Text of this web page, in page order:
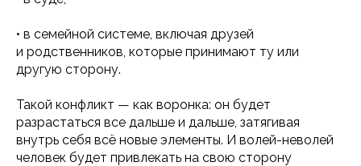
• в семейной системе, включая друзей
и родственников, которые принимают ту или
другую сторону.
Такой конфликт — как воронка: он будет
разрастаться все дальше и дальше, затягивая
внутрь себя всё новые элементы. И волей-неволей
человек будет привлекать на свою сторону